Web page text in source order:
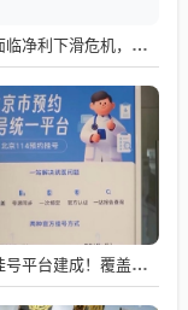
霸王茶姬面临净利下滑危机，急需策略调整与谋变
北京统一挂号平台建成！覆盖近300家二三甲医院号源